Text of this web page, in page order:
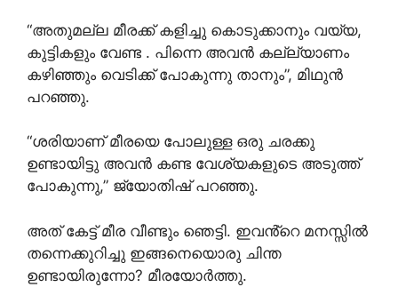
“അതുമല്ല മീരക്ക് കളിച്ചു കൊടുക്കാനും വയ്യ,
കുട്ടികളും വേണ്ട . പിന്നെ അവൻ കല്ല്യാണം
കഴിഞ്ഞും വെടിക്ക് പോകുന്നു താനും”, മിഥുൻ
പറഞ്ഞു.
“ശരിയാണ് മീരയെ പോലുള്ള ഒരു ചരക്കു
ഉണ്ടായിട്ടു അവൻ കണ്ട വേശ്യകളുടെ അടുത്ത്
പോകുന്നു,” ജ്യോതിഷ് പറഞ്ഞു.
അത് കേട്ട് മീര വീണ്ടും ഞെട്ടി. ഇവൻ്റെ മനസ്സിൽ
തന്നെക്കുറിച്ചു ഇങ്ങനെയൊരു ചിന്ത
ഉണ്ടായിരുന്നോ? മീരയോർത്തു.